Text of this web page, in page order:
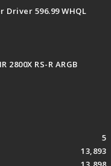
Driver 596.99 WHQL
2800X RS-R ARGB
5
13,893